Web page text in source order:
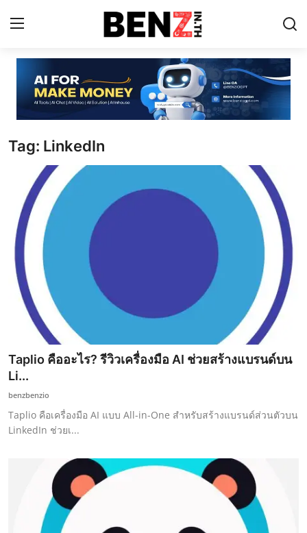
Home
Contact
AI Tools
ChatGPT Prompts
ข่าว AI รอบโลก
ThaiGPT Builder
คอร์สเรียน ChatGPT
Tag: LinkedIn
Taplio คืออะไร? รีวิวเครื่องมือ AI ช่วยสร้างแบรนด์บน
Li...
benzbenzio
Taplio คือเครื่องมือ AI แบบ All-in-One สำหรับสร้างแบรนด์ส่วนตัวบน
LinkedIn ช่วยเ...